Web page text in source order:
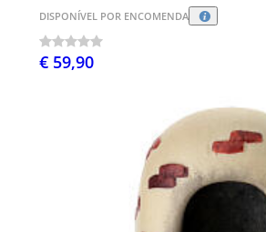
DISPONÍVEL POR ENCOMENDA
€ 59,90